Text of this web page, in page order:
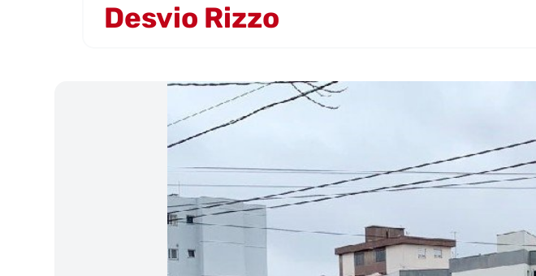
Desvio Rizzo